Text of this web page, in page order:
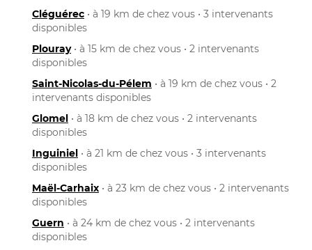
Cléguérec • à 19 km de chez vous • 3 intervenants
disponibles
Plouray• à 15 km de chez vous • 2 intervenants
disponibles
Saint-Nicolas-du-Pélem • à 19 km de chez vous • 2
intervenants disponibles
Glomel • à 18 km de chez vous • 2 intervenants
disponibles
Inguiniel • à 21 km de chez vous • 3 intervenants
disponibles
Maël-Carhaix • à 23 km de chez vous • 2 intervenants
disponibles
Guern • à 24 km de chez vous • 2 intervenants
disponibles